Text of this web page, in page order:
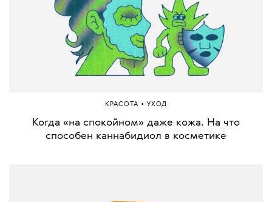
КРАСОТА • УХОД
Когда «на спокойном» даже кожа. На что
способен каннабидиол в косметике